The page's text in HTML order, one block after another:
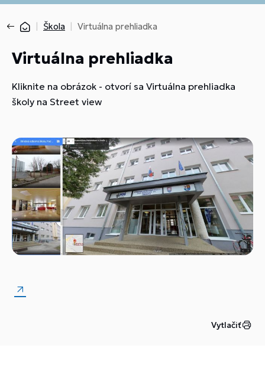
Škola Virtuálna prehliadka
Virtuálna prehliadka
Kliknite na obrázok - otvorí sa Virtuálna prehliadka
školy na Street view
Vytlačiť